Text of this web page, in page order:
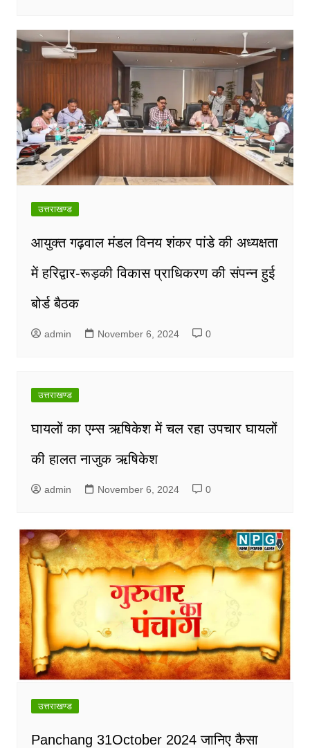
उत्तराखण्ड
आयुक्त गढ़वाल मंडल विनय शंकर पांडे की अध्यक्षता
में हरिद्वार-रूड़की विकास प्राधिकरण की संपन्न हुई
बोर्ड बैठक
admin November 6, 2024 0
उत्तराखण्ड
घायलों का एम्स ऋषिकेश में चल रहा उपचार घायलों
की हालत नाजुक ऋषिकेश
admin November 6, 2024 0
उत्तराखण्ड
Panchang 31October 2024 जानिए कैसा